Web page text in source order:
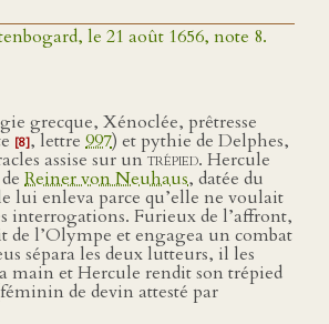
le 21 août 1656, note 8.
grecque, Xénoclée, prêtresse
[8], lettre 997) et pythie de Delphes,
assise sur untrépied. Hercule
Reiner von Neuhaus, datée du
lui enleva parce qu’elle ne voulait
interrogations. Furieux de l’affront,
de l’Olympe et engagea un combat
sépara les deux lutteurs, il les
main et Hercule rendit son trépied
de devin attesté par